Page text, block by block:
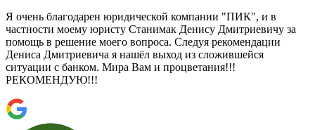
Я очень благодарен юридической компании "ПИК", и в
частности моему юристу Станимак Денису Дмитриевичу за
помощь в решение моего вопроса. Следуя рекомендации
Дениса Дмитриевича я нашёл выход из сложившейся
ситуации с банком. Мира Вам и процветания!!!
РЕКОМЕНДУЮ!!!